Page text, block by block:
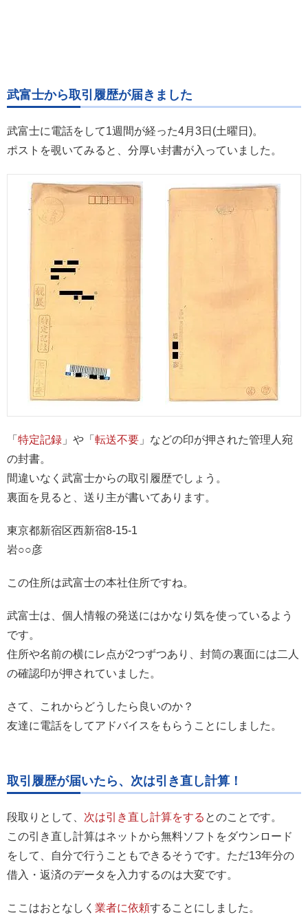
武富士から取引履歴が届きました
武富士に電話をして1週間が経った4月3日(土曜日)。
ポストを覗いてみると、分厚い封書が入っていました。
「 特定記録 」や「 転送不要 」などの印が押された管理人宛
の封書。
間違いなく武富士からの取引履歴でしょう。
裏面を見ると、送り主が書いてあります。
東京都新宿区西新宿8-15-1
岩○○彦
この住所は武富士の本社住所ですね。
武富士は、個人情報の発送にはかなり気を使っているよう
です。
住所や名前の横にレ点が2つずつあり、封筒の裏面には二人
の確認印が押されていました。
さて、これからどうしたら良いのか？
友達に電話をしてアドバイスをもらうことにしました。
取引履歴が届いたら、次は引き直し計算！
段取りとして、 次は引き直し計算をする とのことです。
この引き直し計算はネットから無料ソフトをダウンロード
をして、自分で行うこともできるそうです。ただ13年分の
借入・返済のデータを入力するのは大変です。
ここはおとなしく 業者に依頼することにしました。